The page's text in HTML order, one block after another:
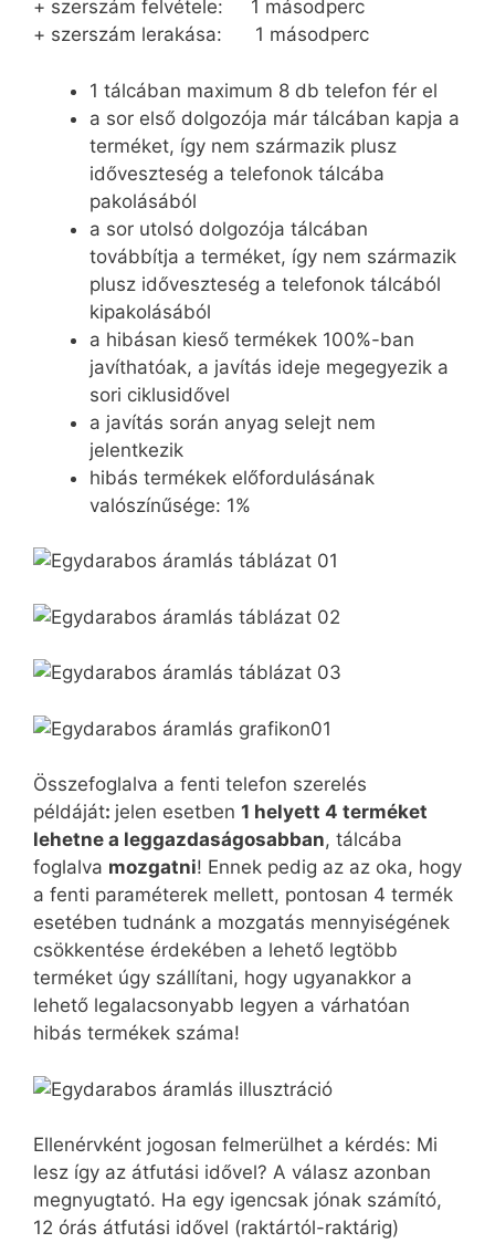
+ szerszám felvétele: 1 másodperc
+ szerszám lerakása: 1 másodperc
1 tálcában maximum 8 db telefon fér el
a sor első dolgozója már tálcában kapja a
terméket, így nem származik plusz
időveszteség a telefonok tálcába
pakolásából
a sor utolsó dolgozója tálcában
továbbítja a terméket, így nem származik
plusz időveszteség a telefonok tálcából
kipakolásából
a hibásan kieső termékek 100%-ban
javíthatóak, a javítás ideje megegyezik a
sori ciklusidővel
a javítás során anyag selejt nem
jelentkezik
hibás termékek előfordulásának
valószínűsége: 1%
Összefoglalva a fenti telefon szerelés
példáját: jelen esetben 1 helyett 4 terméket
lehetne a leggazdaságosabban, tálcába
foglalva mozgatni! Ennek pedig az az oka, hogy
a fenti paraméterek mellett, pontosan 4 termék
esetében tudnánk a mozgatás mennyiségének
csökkentése érdekében a lehető legtöbb
terméket úgy szállítani, hogy ugyanakkor a
lehető legalacsonyabb legyen a várhatóan
hibás termékek száma!
Ellenérvként jogosan felmerülhet a kérdés: Mi
lesz így az átfutási idővel? A válasz azonban
megnyugtató. Ha egy igencsak jónak számító,
12 órás átfutási idővel (raktártól-raktárig)